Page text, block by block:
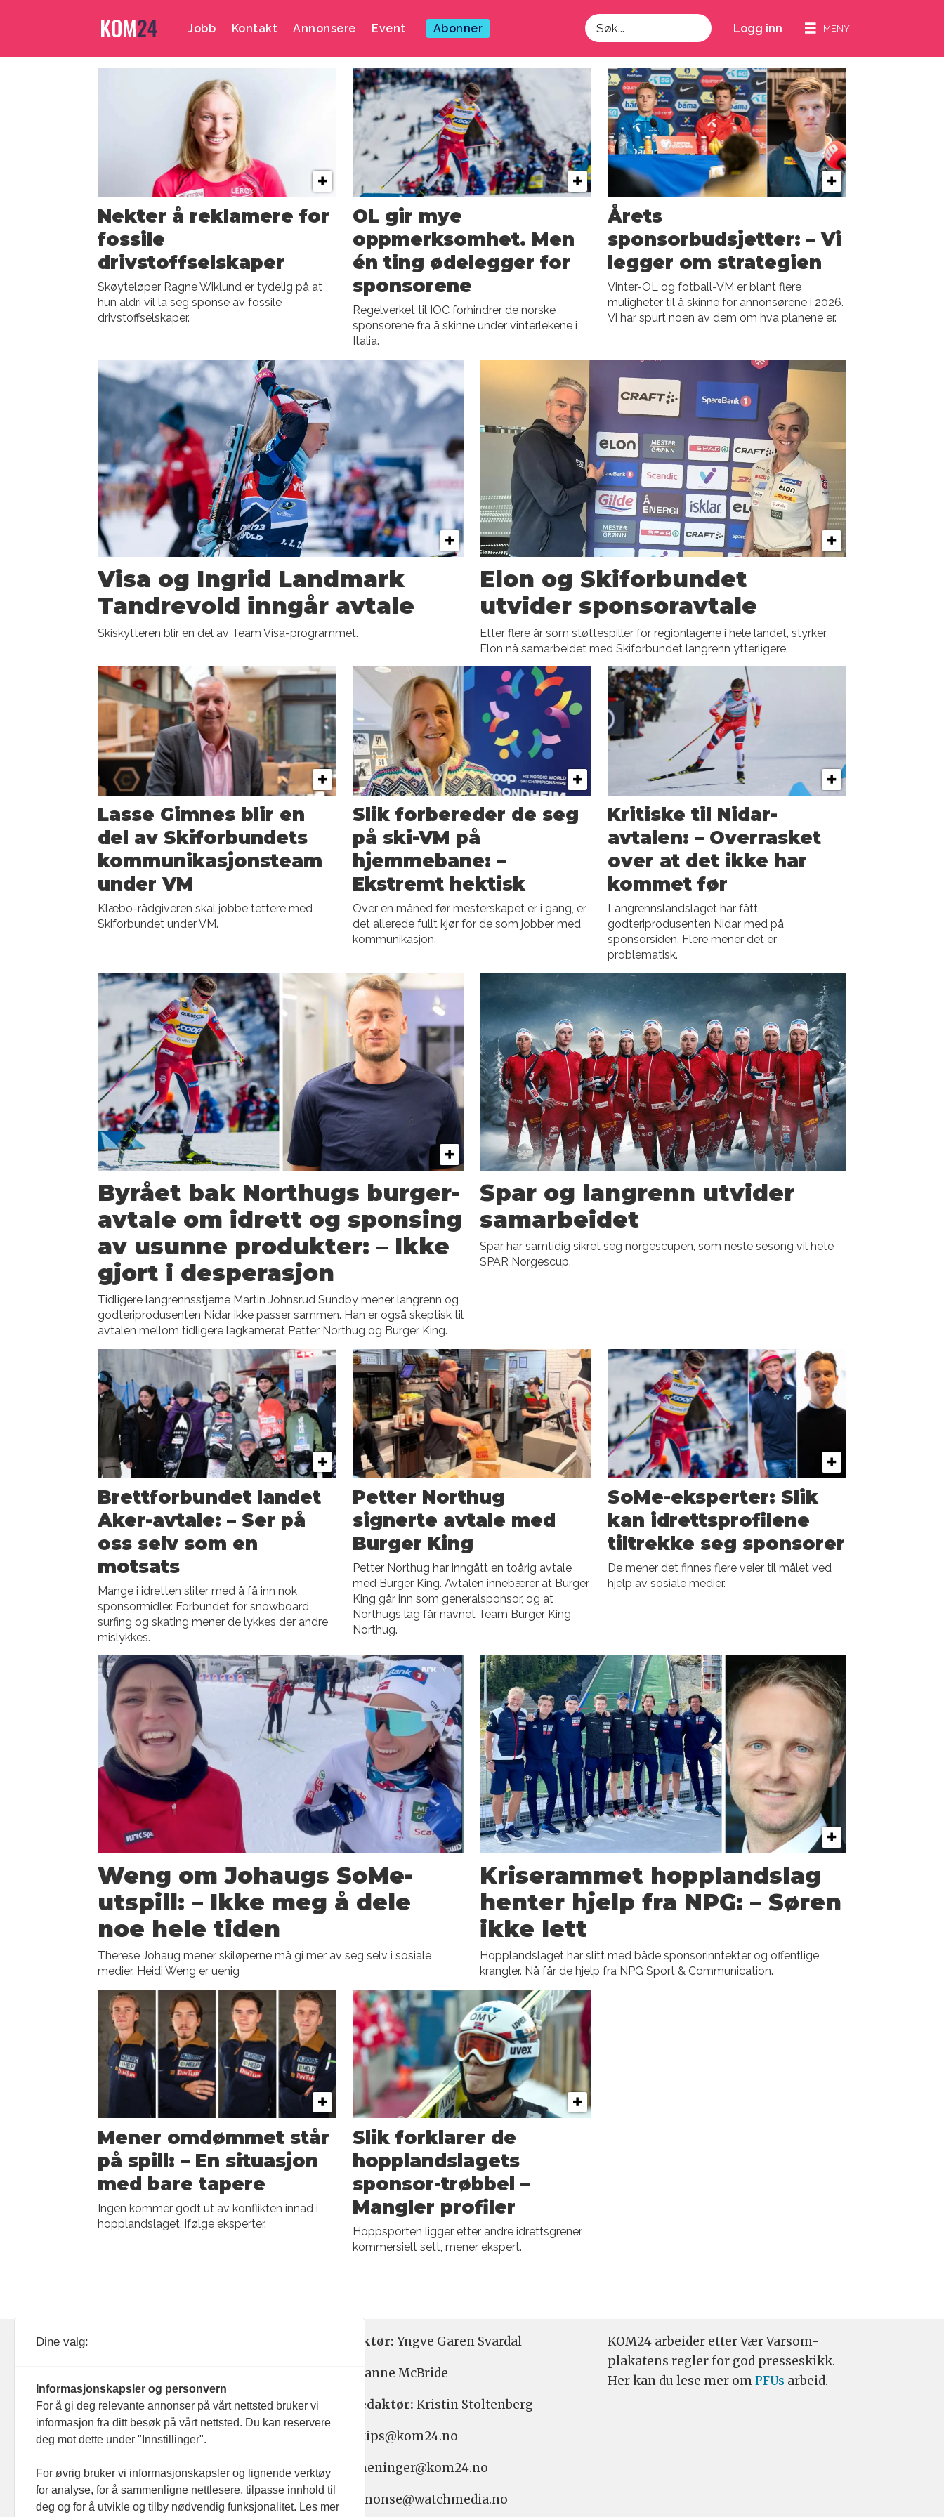
Jobb Kontakt Annonsere Event Abonner
Søk
Logg inn
Emne:
vintersport
Nekter å reklamere for
fossile
drivstoffselskaper
Skøyteløper Ragne Wiklund er tydelig på at
hun aldri vil la seg sponse av fossile
drivstoffselskaper.
OL gir mye
oppmerksomhet. Men
én ting ødelegger for
sponsorene
Regelverket til IOC forhindrer de norske
sponsorene fra å skinne under vinterlekene i
Italia.
Årets
sponsorbudsjetter: – Vi
legger om strategien
Vinter-OL og fotball-VM er blant flere
muligheter til å skinne for annonsørene i 2026.
Vi har spurt noen av dem om hva planene er.
Visa og Ingrid Landmark
Tandrevold inngår avtale
Skiskytteren blir en del av Team Visa-programmet.
Elon og Skiforbundet
utvider sponsoravtale
Etter flere år som støttespiller for regionlagene i hele landet, styrker
Elon nå samarbeidet med Skiforbundet langrenn ytterligere.
Lasse Gimnes blir en
del av Skiforbundets
kommunikasjon­­s­team
under VM
Klæbo-rådgiveren skal jobbe tettere med
Skiforbundet under VM.
Slik forbereder de seg
på ski-VM på
hjemmebane: –
Ekstremt hektisk
Over en måned før mesterskapet er i gang, er
det allerede fullt kjør for de som jobber med
kommunikasjon.
Kritiske til Nidar-
avtalen: – Overrasket
over at det ikke har
kommet før
Langrennslandslaget har fått
godteriprodusenten Nidar med på
sponsorsiden. Flere mener det er
problematisk.
Byrået bak Northugs burger-
avtale om idrett og sponsing
av usunne produkter: – Ikke
gjort i desperasjon
Tidligere langrennsstjerne Martin Johnsrud Sundby mener langrenn og
godteriprodusenten Nidar ikke passer sammen. Han er også skeptisk til
avtalen mellom tidligere lagkamerat Petter Northug og Burger King.
Spar og langrenn utvider
samarbeidet
Spar har samtidig sikret seg norgescupen, som neste sesong vil hete
SPAR Norgescup.
Brettforbundet landet
Aker-avtale: – Ser på
oss selv som en
motsats
Mange i idretten sliter med å få inn nok
sponsormidler. Forbundet for snowboard,
surfing og skating mener de lykkes der andre
mislykkes.
Petter Northug
signerte avtale med
Burger King
Petter Northug har inngått en toårig avtale
med Burger King. Avtalen innebærer at Burger
King går inn som generalsponsor, og at
Northugs lag får navnet Team Burger King
Northug.
SoMe-eksperter: Slik
kan idrettsprofilene
tiltrekke seg sponsorer
De mener det finnes flere veier til målet ved
hjelp av sosiale medier.
Weng om Johaugs SoMe-
utspill: – Ikke meg å dele
noe hele tiden
Therese Johaug mener skiløperne må gi mer av seg selv i sosiale
medier. Heidi Weng er uenig
Kriserammet hopplandslag
henter hjelp fra NPG: – Søren
ikke lett
Hopplandslaget har slitt med både sponsorinntekter og offentlige
krangler. Nå får de hjelp fra NPG Sport & Communication.
Mener omdømmet står
på spill: – En situasjon
med bare tapere
Ingen kommer godt ut av konflikten innad i
hopplandslaget, ifølge eksperter.
Slik forklarer de
hopplandslagets
sponsor-trøbbel –
Mangler profiler
Hoppsporten ligger etter andre idrettsgrener
kommersielt sett, mener ekspert.
093 182
Nyhetsredaktør: Yngve Garen Svardal
Hanne McBride
Ansvarlig redaktør: Kristin Stoltenberg
Nyhetstips: tips@kom24.no
Meninger: meninger@kom24.no
Annonse: annonse@watchmedia.no
KOM24 arbeider etter Vær Varsom-
plakatens regler for god presseskikk.
Her kan du lese mer omPFUs arbeid.
Dine valg:
Informasjonskapsler og personvern
For å gi deg relevante annonser på vårt nettsted bruker vi
informasjon fra ditt besøk på vårt nettsted. Du kan reservere
deg mot dette under "Innstillinger".
For øvrig bruker vi informasjonskapsler og lignende verktøy
for analyse, for å sammenligne nettlesere, tilpasse innhold til
deg og for å utvikle og tilby nødvendig funksjonalitet. Les mer